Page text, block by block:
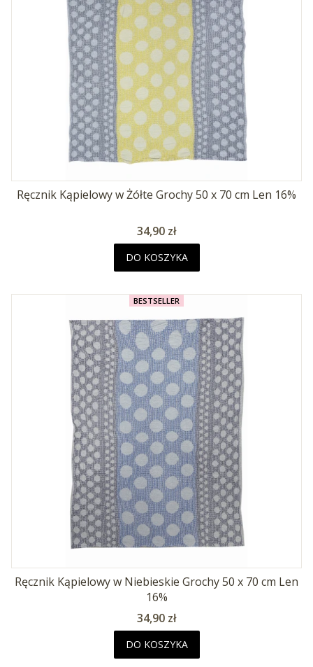
Ręcznik Kąpielowy w Żółte Grochy 50 x 70 cm Len 16%
Cena
34,90 zł
DO KOSZYKA
BESTSELLER
Ręcznik Kąpielowy w Niebieskie Grochy 50 x 70 cm Len
16%
Cena
34,90 zł
DO KOSZYKA